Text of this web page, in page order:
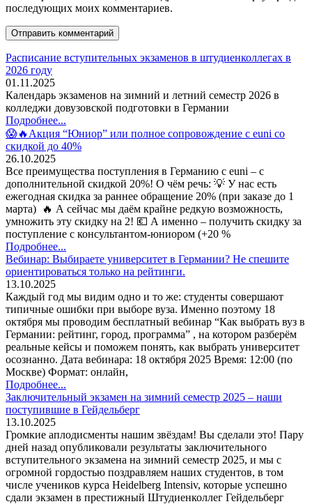
последующих моих комментариев.
Расписание вступительных экзаменов в штудиенколлегах в
2026 году
01.11.2025
Календарь экзаменов на зимний и летний семестр 2026 в
колледжи довузовской подготовки в Германии
Подробнее...
😱🔥Акция “Юниор” или полное сопровождение с euni со
скидкой до 40%
26.10.2025
Все преимущества поступления в Германию с euni – с
дополнительной скидкой 20%! О чём речь: 💡 У нас есть
ежегодная скидка за раннее обращение 20% (при заказе до 1
марта) 🔥 А сейчас мы даём крайне редкую возможность,
умножить эту скидку на 2! 💶 А именно – получить скидку за
поступление с консультантом-юниором (+20 %
Подробнее...
Вебинар: Выбираете университет в Германии? Не спешите
ориентироваться только на рейтинги.
13.10.2025
Каждый год мы видим одно и то же: студенты совершают
типичные ошибки при выборе вуза. Именно поэтому 18
октября мы проводим бесплатный вебинар “Как выбрать вуз в
Германии: рейтинг, город, программа” , на котором разберём
реальные кейсы и поможем понять, как выбрать университет
осознанно. Дата вебинара: 18 октября 2025 Время: 12:00 (по
Москве) Формат: онлайн,
Подробнее...
Заключительный экзамен на зимний семестр 2025 – наши
поступившие в Гейдельберг
13.10.2025
Громкие аплодисменты нашим звёздам! Вы сделали это! Пару
дней назад опубликовали результаты заключительного
вступительного экзамена на зимний семестр 2025, и мы с
огромной гордостью поздравляем наших студентов, в том
числе учеников курса Heidelberg Intensiv, которые успешно
сдали экзамен в престижный Штудиенколлег Гейдельберг